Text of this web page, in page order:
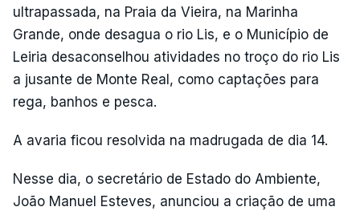
ultrapassada, na Praia da Vieira, na Marinha
Grande, onde desagua o rio Lis, e o Município de
Leiria desaconselhou atividades no troço do rio Lis
a jusante de Monte Real, como captações para
rega, banhos e pesca.
A avaria ficou resolvida na madrugada de dia 14.
Nesse dia, o secretário de Estado do Ambiente,
João Manuel Esteves, anunciou a criação de uma